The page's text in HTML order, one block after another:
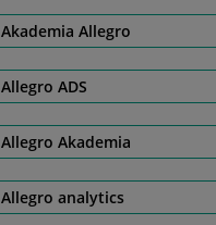
Akademia Allegro
Allegro ADS
Allegro Akademia
Allegro analytics